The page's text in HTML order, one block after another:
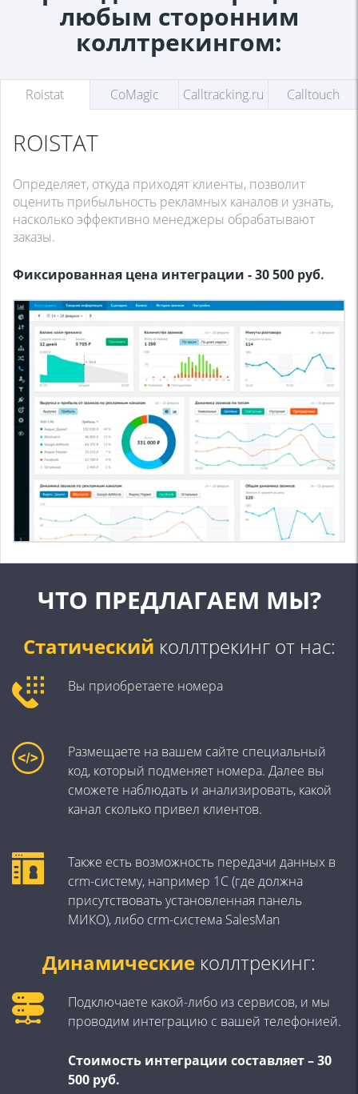
любым сторонним
коллтрекингом:
Roistat CoMagic Calltracking.ru Calltouch
ROISTAT
Определяет, откуда приходят клиенты, позволит
оценить прибыльность рекламных каналов и узнать,
насколько эффективно менеджеры обрабатывают
заказы.
Фиксированная цена интеграции - 30 500 руб.
ЧТО ПРЕДЛАГАЕМ МЫ?
Статический коллтрекинг от нас:
Вы приобретаете номера
Размещаете на вашем сайте специальный
код, который подменяет номера. Далее вы
сможете наблюдать и анализировать, какой
канал сколько привел клиентов.
Также есть возможность передачи данных в
crm-систему, например 1С (где должна
присутствовать установленная панель
МИКО), либо crm-система SalesMan
Динамические коллтрекинг:
Подключаете какой-либо из сервисов, и мы
проводим интеграцию с вашей телефонией.
Стоимость интеграции составляет – 30
500 руб.